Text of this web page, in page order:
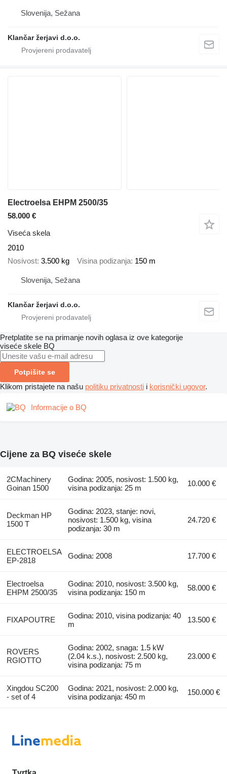
Slovenija, Sežana
Klančar žerjavi d.o.o.
Electroelsa EHPM 2500/35
58.000 €
Viseća skela
2010
Nosivost 3.500 kg Visina podizanja 150 m
Slovenija, Sežana
Klančar žerjavi d.o.o.
Pretplatite se na primanje novih oglasa iz ove kategorije
viseće skele BQ
Potpišite se
Klikom pristajete na našu politiku privatnosti i korisnički ugovor.
Informacije o BQ
Cijene za BQ viseće skele
2CMachinery
Goinan 1500
Godina: 2005, nosivost: 1.500 kg,
visina podizanja: 25 m
10.000 €
Deckman HP
1500 T
Godina: 2023, stanje: novi,
nosivost: 1.500 kg, visina
podizanja: 30 m
24.720 €
ELECTROELSA
EP-2818
Godina: 2008 17.700 €
Electroelsa
EHPM 2500/35
Godina: 2010, nosivost: 3.500 kg,
visina podizanja: 150 m
58.000 €
FIXAPOUTRE
Godina: 2010, visina podizanja: 40
m
13.500 €
ROVERS
RGIOTTO
Godina: 2002, snaga: 1.5 kW
(2.04 k.s.), nosivost: 2.500 kg,
visina podizanja: 75 m
23.000 €
Xingdou SC200
- set of 4
Godina: 2021, nosivost: 2.000 kg,
visina podizanja: 450 m
150.000 €